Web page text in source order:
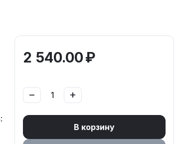
2 540.00₽
+
−
В корзину